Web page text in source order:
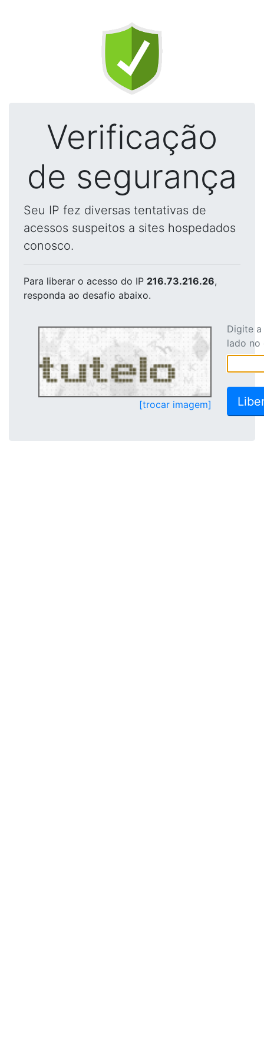
Verificação
de segurança
Seu IP fez diversas tentativas de
acessos suspeitos a sites hospedados
conosco.
Para liberar o acesso do IP 216.73.216.26,
responda ao desafio abaixo.
[trocar imagem]
Digite
lado no